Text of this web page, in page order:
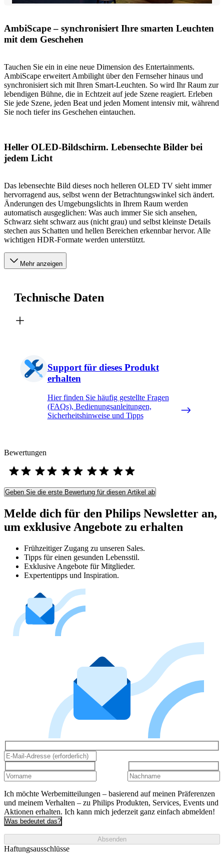
AmbiScape – synchronisiert Ihre smarten Leuchten
mit dem Geschehen
Tauchen Sie ein in eine neue Dimension des Entertainments.
AmbiScape erweitert Ambilight über den Fernseher hinaus und
synchronisiert sich mit Ihren Smart-Leuchten. So wird Ihr Raum zur
lebendigen Bühne, die in Echtzeit auf jede Szene reagiert. Erleben
Sie jede Szene, jeden Beat und jeden Moment intensiv mit, während
Sie noch tiefer ins Geschehen eintauchen.
Heller OLED-Bildschirm. Lebensechte Bilder bei
jedem Licht
Das lebensechte Bild dieses noch helleren OLED TV sieht immer
hervorragend aus, selbst wenn der Betrachtungswinkel sich ändert.
Änderungen des Umgebungslichts in Ihrem Raum werden
automatisch ausgeglichen: Was auch immer Sie sich ansehen,
Schwarz sieht schwarz aus (nicht grau) und selbst kleinste Details
stechen aus Schatten und hellen Bereichen erkennbar hervor. Alle
wichtigen HDR-Formate werden unterstützt.
Mehr anzeigen
Technische Daten
Support für dieses Produkt
erhalten
Hier finden Sie häufig gestellte Fragen
(FAQs), Bedienungsanleitungen,
Sicherheitshinweise und Tipps
Bewertungen
Geben Sie die erste Bewertung für diesen Artikel ab
Melde dich für den Philips Newsletter an,
um exklusive Angebote zu erhalten
Frühzeitiger Zugang zu unseren Sales.
Tipps für einen gesunden Lebensstil.
Exklusive Angebote für Mitglieder.
Expertentipps und Inspiration.
Ich möchte Werbemitteilungen – basierend auf meinen Präferenzen
und meinem Verhalten – zu Philips Produkten, Services, Events und
Aktionen erhalten. Ich kann mich jederzeit ganz einfach abmelden!
Was bedeutet das?
Absenden
Haftungsausschlüsse